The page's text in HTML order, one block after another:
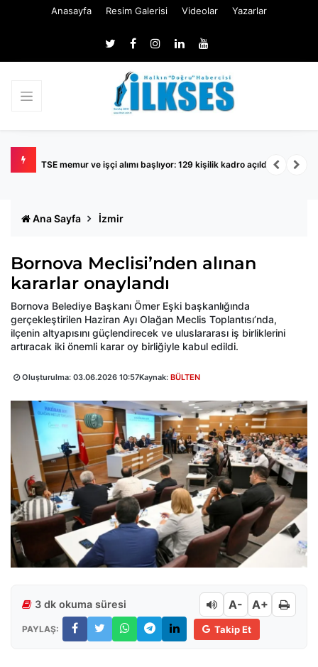
Anasayfa Resim Galerisi Videolar Yazarlar
TSE memur ve işçi alımı başlıyor: 129 kişilik kadro açıldı
Ana Sayfa İzmir
Bornova Meclisi’nden alınan
kararlar onaylandı
Bornova Belediye Başkanı Ömer Eşki başkanlığında
gerçekleştirilen Haziran Ayı Olağan Meclis Toplantısı’nda,
ilçenin altyapısını güçlendirecek ve uluslararası iş birliklerini
artıracak iki önemli karar oy birliğiyle kabul edildi.
Oluşturulma: 03.06.2026 10:57Kaynak: BÜLTEN
3 dk okuma süresi A- A+
PAYLAŞ: Takip Et